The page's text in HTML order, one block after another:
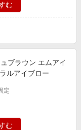
む
ブラウン エムアイ
ルアイブロー
定
む